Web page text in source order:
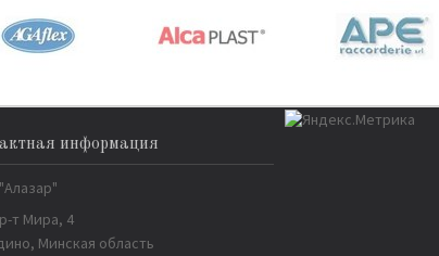
информация
т Мира, 4
Минская область